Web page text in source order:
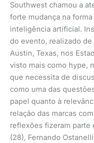
Southwest chamou a
forte mudança na
inteligência artificial.
do evento, realizado de
Austin, Texas, nos
visto mais como hype,
que necessita de
como uma das
papel quanto à
relação das marcas
reflexões fizeram parte
(28), Fernando